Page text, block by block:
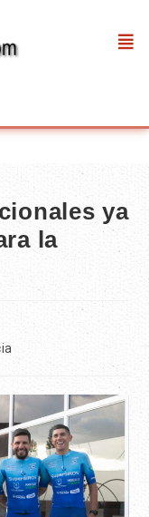
ya
la